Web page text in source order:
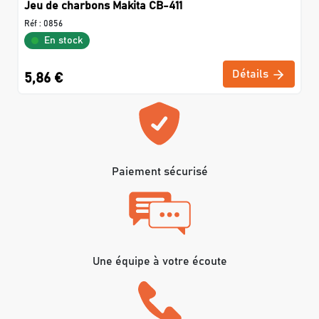
Jeu de charbons Makita CB-411
Réf : 0856
En stock
5,86 € Détails
Paiement sécurisé
Une équipe à votre écoute